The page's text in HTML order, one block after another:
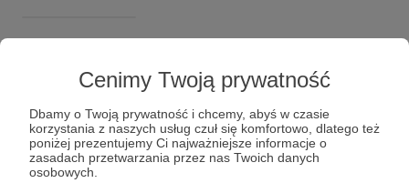
Cenimy Twoją prywatność
Dbamy o Twoją prywatność i chcemy, abyś w czasie
korzystania z naszych usług czuł się komfortowo, dlatego też
poniżej prezentujemy Ci najważniejsze informacje o
zasadach przetwarzania przez nas Twoich danych
osobowych.Dołącz do grona Patronów!